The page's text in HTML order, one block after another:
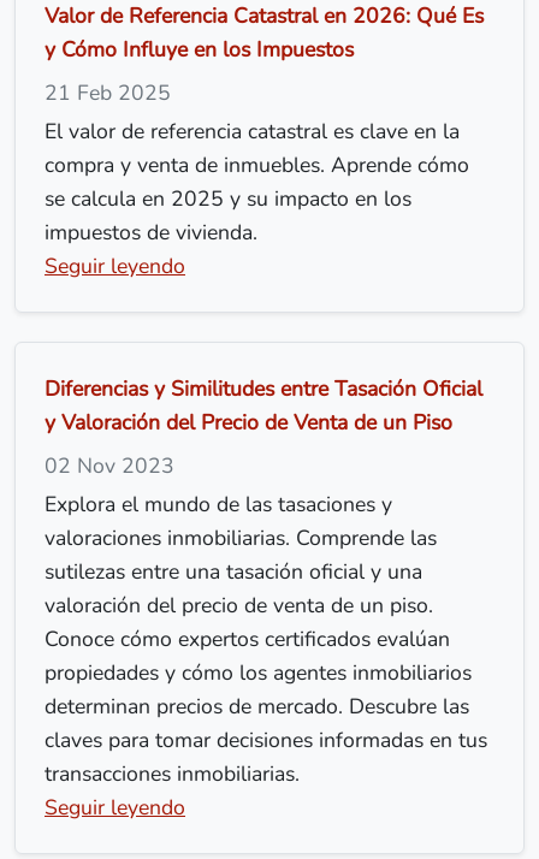
Valor de Referencia Catastral en 2026: Qué Es
y Cómo Influye en los Impuestos
21 Feb 2025
El valor de referencia catastral es clave en la
compra y venta de inmuebles. Aprende cómo
se calcula en 2025 y su impacto en los
impuestos de vivienda.
Seguir leyendo
Diferencias y Similitudes entre Tasación Oficial
y Valoración del Precio de Venta de un Piso
02 Nov 2023
Explora el mundo de las tasaciones y
valoraciones inmobiliarias. Comprende las
sutilezas entre una tasación oficial y una
valoración del precio de venta de un piso.
Conoce cómo expertos certificados evalúan
propiedades y cómo los agentes inmobiliarios
determinan precios de mercado. Descubre las
claves para tomar decisiones informadas en tus
transacciones inmobiliarias.
Seguir leyendo